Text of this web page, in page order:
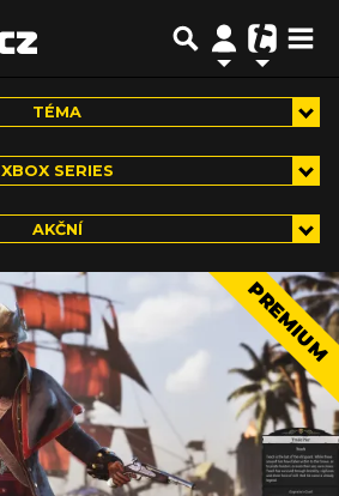
TÉMA
XBOX SERIES
AKČNÍ
PREMIUM